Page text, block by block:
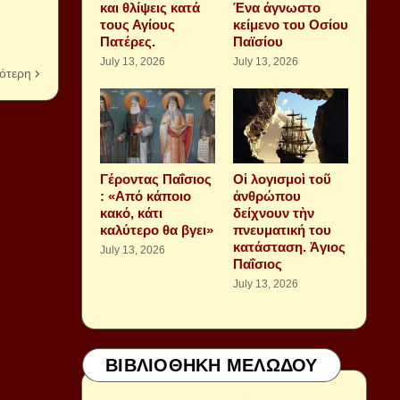
και θλίψεις κατά
τους Αγίους
Πατέρες.
July 13, 2026
Ένα άγνωστο
κείμενο του Οσίου
Παϊσίου
July 13, 2026
Γέροντας Παΐσιος
: «Από κάποιο
κακό, κάτι
καλύτερο θα βγει»
July 13, 2026
Οἱ λογισμοὶ τοῦ
ἀνθρώπου
δείχνουν τὴν
πνευματική του
κατάσταση. Ἁγιος
Παΐσιος
July 13, 2026
ΒΙΒΛΙΟΘΗΚΗ ΜΕΛΩΔΟΥ